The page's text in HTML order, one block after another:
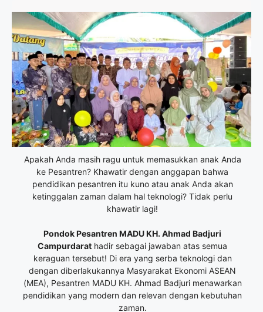
Apakah Anda masih ragu untuk memasukkan anak Anda
ke Pesantren? Khawatir dengan anggapan bahwa
pendidikan pesantren itu kuno atau anak Anda akan
ketinggalan zaman dalam hal teknologi? Tidak perlu
khawatir lagi!
Pondok Pesantren MADU KH. Ahmad Badjuri
Campurdarat hadir sebagai jawaban atas semua
keraguan tersebut! Di era yang serba teknologi dan
dengan diberlakukannya Masyarakat Ekonomi ASEAN
(MEA), Pesantren MADU KH. Ahmad Badjuri menawarkan
pendidikan yang modern dan relevan dengan kebutuhan
zaman.